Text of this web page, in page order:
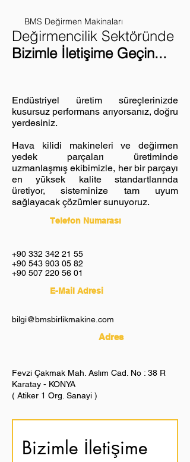
BMS Değirmen Makinaları
Değirmencilik Sektöründe
Bizimle İletişime Geçin...
Endüstriyel üretim süreçlerinizde
kusursuz performans arıyorsanız, doğru
yerdesiniz.
Hava kilidi makineleri ve değirmen
yedek parçaları üretiminde
uzmanlaşmış ekibimizle, her bir parçayı
en yüksek kalite standartlarında
üretiyor, sisteminize tam uyum
sağlayacak çözümler sunuyoruz.
Telefon Numarası
+90 332 342 21 55
+90 543 903 05 82
+90 507 220 56 01
E-Mail Adresi
bilgi@bmsbirlikmakine.com
Adres
Fevzi Çakmak Mah. Aslım Cad. No : 38 R
Karatay - KONYA
( Atiker 1 Org. Sanayi )
Bizimle İletişime